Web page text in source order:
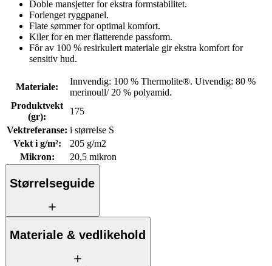
Doble mansjetter for ekstra formstabilitet.
Forlenget ryggpanel.
Flate sømmer for optimal komfort.
Kiler for en mer flatterende passform.
Fôr av 100 % resirkulert materiale gir ekstra komfort for
sensitiv hud.
Materiale:
Innvendig: 100 % Thermolite®. Utvendig: 80 %
merinoull/ 20 % polyamid.
Produktvekt
(gr):
175
Vektreferanse: i størrelse S
Vekt i g/m²:
205 g/m2
Mikron: 20,5 mikron
Størrelseguide
Materiale & vedlikehold